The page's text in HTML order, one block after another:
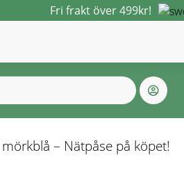
Fri frakt över 499kr!
– Nätpåse på köpet!